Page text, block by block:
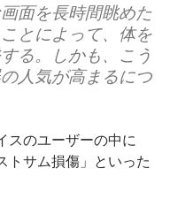
面を長時間眺めた
とによって、体を
る。しかも、こう
人気が高まるにつ
スのユーザーの中に
トサム損傷」といった